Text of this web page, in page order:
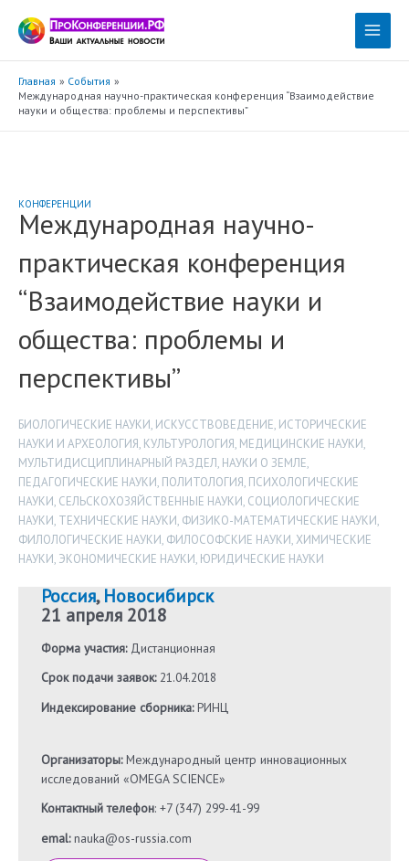
содержимому
Main
Главная
События
Международная научно-практическая конференция “Взаимодействие
науки и общества: проблемы и перспективы”
КОНФЕРЕНЦИИ
Международная научно-
практическая конференция
“Взаимодействие науки и
общества: проблемы и
перспективы”
БИОЛОГИЧЕСКИЕ НАУКИ, ИСКУССТВОВЕДЕНИЕ, ИСТОРИЧЕСКИЕ
НАУКИ И АРХЕОЛОГИЯ, КУЛЬТУРОЛОГИЯ, МЕДИЦИНСКИЕ НАУКИ,
МУЛЬТИДИСЦИПЛИНАРНЫЙ РАЗДЕЛ, НАУКИ О ЗЕМЛЕ,
ПЕДАГОГИЧЕСКИЕ НАУКИ, ПОЛИТОЛОГИЯ, ПСИХОЛОГИЧЕСКИЕ
НАУКИ, СЕЛЬСКОХОЗЯЙСТВЕННЫЕ НАУКИ, СОЦИОЛОГИЧЕСКИЕ
НАУКИ, ТЕХНИЧЕСКИЕ НАУКИ, ФИЗИКО-МАТЕМАТИЧЕСКИЕ НАУКИ,
ФИЛОЛОГИЧЕСКИЕ НАУКИ, ФИЛОСОФСКИЕ НАУКИ,ХИМИЧЕСКИЕ
НАУКИ, ЭКОНОМИЧЕСКИЕ НАУКИ, ЮРИДИЧЕСКИЕ НАУКИ
Россия,Новосибирск
21 апреля 2018
Форма участия:Дистанционная
Срок подачи заявок:21.04.2018
Индексирование сборника:РИНЦ
Организаторы:Международный центр инновационных
исследований «OMEGA SCIENCE»
Контактный телефон: +7 (347) 299-41-99
emal:nauka@os-russia.com